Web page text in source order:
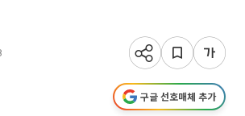
구글 선호매체 추가